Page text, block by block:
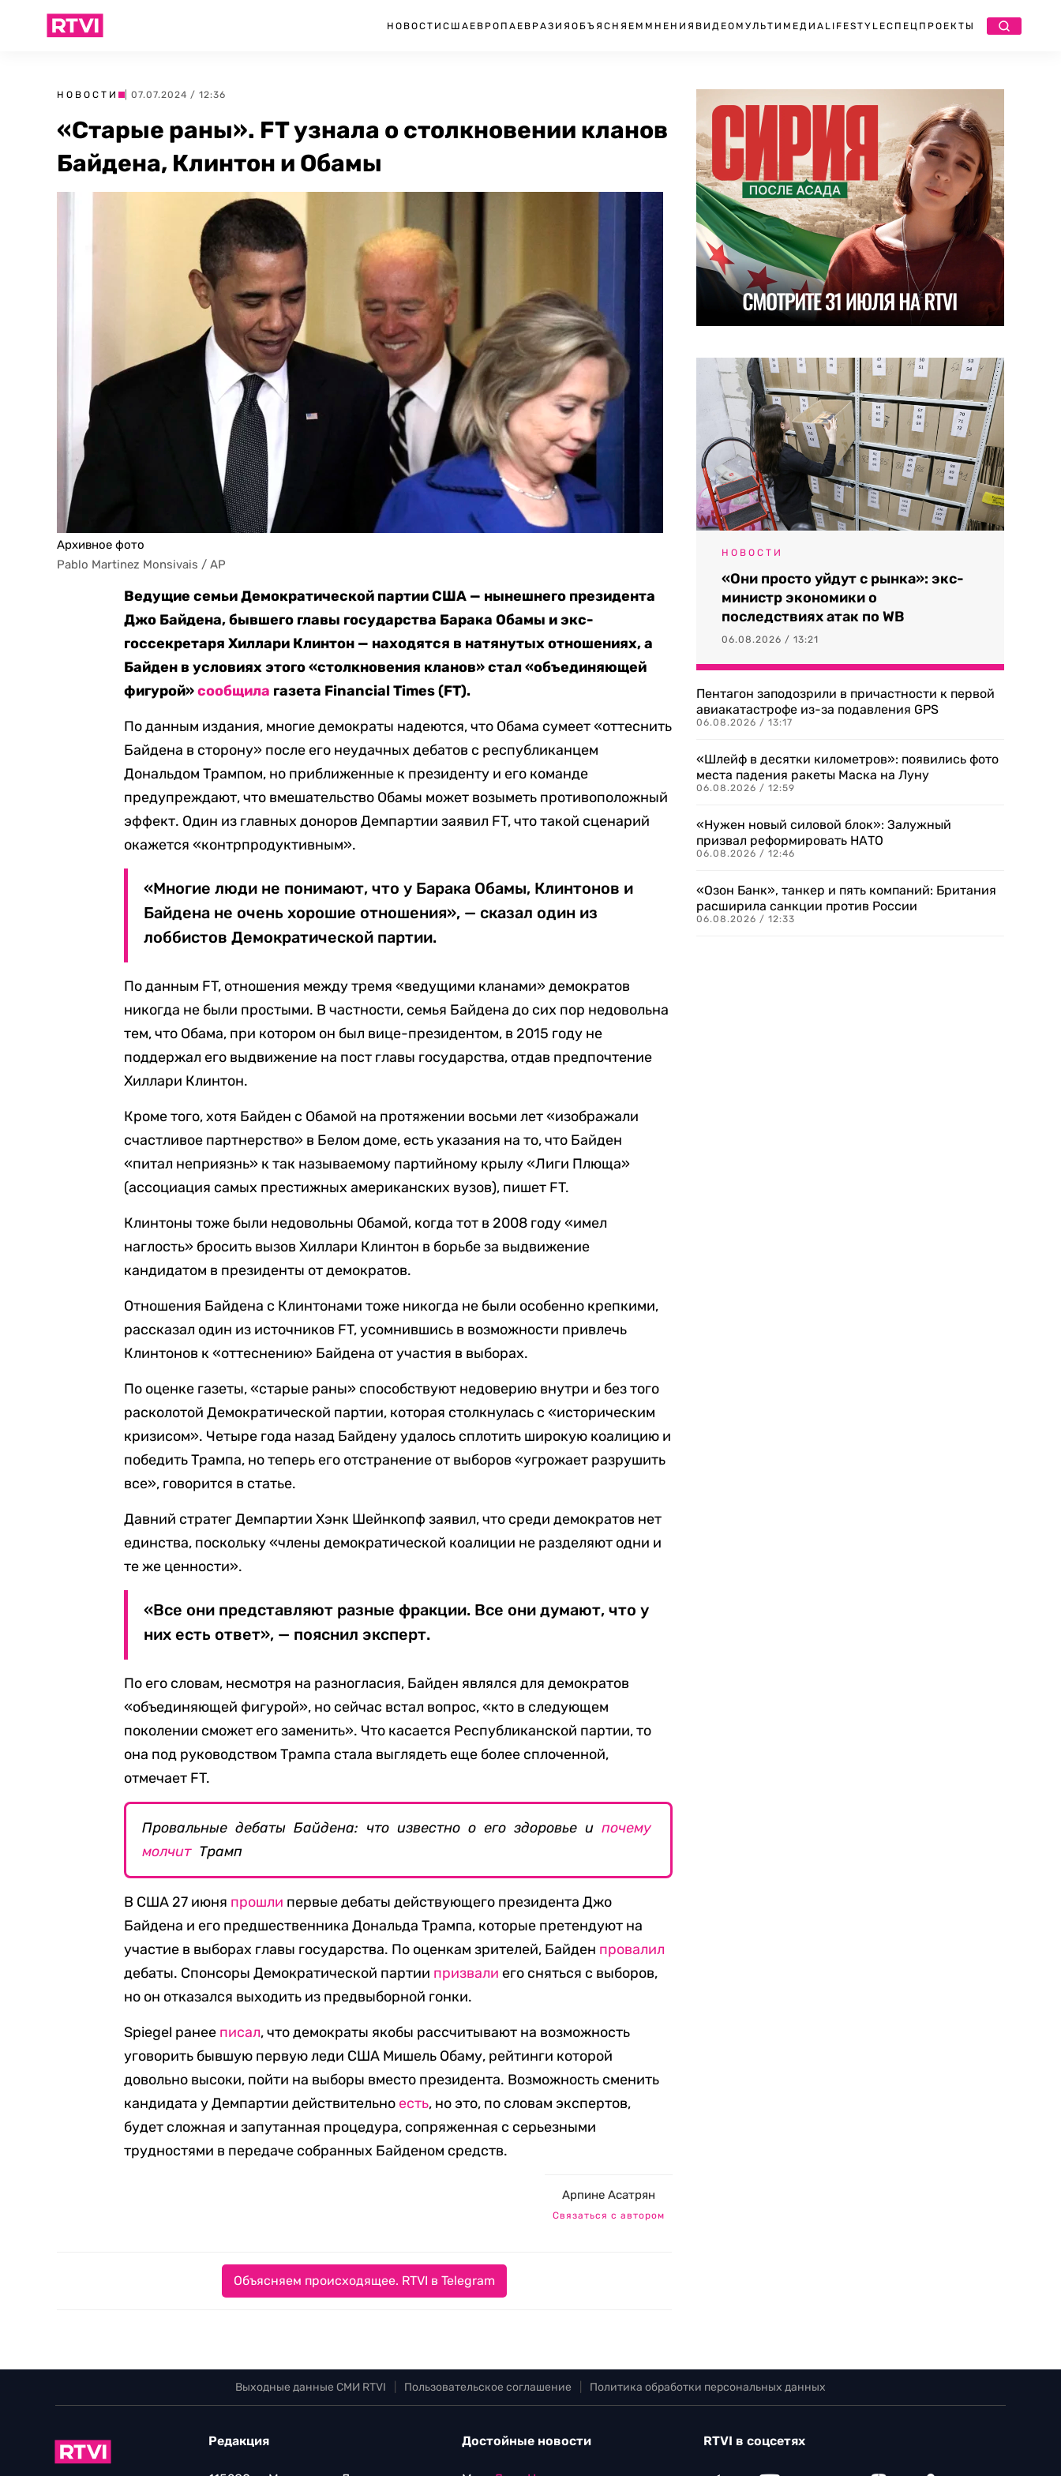
НОВОСТИ США ЕВРОПА ЕВРАЗИЯ ОБЪЯСНЯЕМ МНЕНИЯ ВИДЕО МУЛЬТИМЕДИА LIFESTYLEСПЕЦПРОЕКТЫ
НОВОСТИ | 07.07.2024 / 12:36
«Старые раны». FT узнала о столкновении кланов
Байдена, Клинтон и Обамы
Архивное фото
Pablo Martinez Monsivais / AP
Ведущие семьи Демократической партии США — нынешнего президента
Джо Байдена, бывшего главы государства Барака Обамы и экс-
госсекретаря Хиллари Клинтон — находятся в натянутых отношениях, а
Байден в условиях этого «столкновения кланов» стал «объединяющей
фигурой»сообщила газета Financial Times (FT).
По данным издания, многие демократы надеются, что Обама сумеет «оттеснить
Байдена в сторону» после его неудачных дебатов с республиканцем
Дональдом Трампом, но приближенные к президенту и его команде
предупреждают, что вмешательство Обамы может возыметь противоположный
эффект. Один из главных доноров Демпартии заявил FT, что такой сценарий
окажется «контрпродуктивным».
«Многие люди не понимают, что у Барака Обамы, Клинтонов и
Байдена не очень хорошие отношения», — сказал один из
лоббистов Демократической партии.
По данным FT, отношения между тремя «ведущими кланами» демократов
никогда не были простыми. В частности, семья Байдена до сих пор недовольна
тем, что Обама, при котором он был вице-президентом, в 2015 году не
поддержал его выдвижение на пост главы государства, отдав предпочтение
Хиллари Клинтон.
Кроме того, хотя Байден с Обамой на протяжении восьми лет «изображали
счастливое партнерство» в Белом доме, есть указания на то, что Байден
«питал неприязнь» к так называемому партийному крылу «Лиги Плюща»
(ассоциация самых престижных американских вузов), пишет FT.
Клинтоны тоже были недовольны Обамой, когда тот в 2008 году «имел
наглость» бросить вызов Хиллари Клинтон в борьбе за выдвижение
кандидатом в президенты от демократов.
Отношения Байдена с Клинтонами тоже никогда не были особенно крепкими,
рассказал один из источников FT, усомнившись в возможности привлечь
Клинтонов к «оттеснению» Байдена от участия в выборах.
По оценке газеты, «старые раны» способствуют недоверию внутри и без того
расколотой Демократической партии, которая столкнулась с «историческим
кризисом». Четыре года назад Байдену удалось сплотить широкую коалицию и
победить Трампа, но теперь его отстранение от выборов «угрожает разрушить
все», говорится в статье.
Давний стратег Демпартии Хэнк Шейнкопф заявил, что среди демократов нет
единства, поскольку «члены демократической коалиции не разделяют одни и
те же ценности».
«Все они представляют разные фракции. Все они думают, что у
них есть ответ», — пояснил эксперт.
По его словам, несмотря на разногласия, Байден являлся для демократов
«объединяющей фигурой», но сейчас встал вопрос, «кто в следующем
поколении сможет его заменить». Что касается Республиканской партии, то
она под руководством Трампа стала выглядеть еще более сплоченной,
отмечает FT.
Провальные дебаты Байдена: что известно о его здоровье ипочему
молчитТрамп
В США 27 июня прошли первые дебаты действующего президента Джо
Байдена и его предшественника Дональда Трампа, которые претендуют на
участие в выборах главы государства. По оценкам зрителей, Байден провалил
дебаты. Cпонсоры Демократической партии призвали его сняться с выборов,
но он отказался выходить из предвыборной гонки.
Spiegel ранее писал, что демократы якобы рассчитывают на возможность
уговорить бывшую первую леди США Мишель Обаму, рейтинги которой
довольно высоки, пойти на выборы вместо президента. Возможность сменить
кандидата у Демпартии действительно есть, но это, по словам экспертов,
будет сложная и запутанная процедура, сопряженная с серьезными
трудностями в передаче собранных Байденом средств.
Арпине Асатрян
Связаться с автором
Объясняем происходящее. RTVI в Telegram
НОВОСТИ
«Они просто уйдут с рынка»: экс-
министр экономики о
последствиях атак по WB
06.08.2026 / 13:21
Пентагон заподозрили в причастности к первой
авиакатастрофе из-за подавления GPS
06.08.2026 / 13:17
«Шлейф в десятки километров»: появились фото
места падения ракеты Маска на Луну
06.08.2026 / 12:59
«Нужен новый силовой блок»: Залужный
призвал реформировать НАТО
06.08.2026 / 12:46
«Озон Банк», танкер и пять компаний: Британия
расширила санкции против России
06.08.2026 / 12:33
Выходные данные СМИ RTVI Пользовательское соглашение Политика обработки персональных данных
Редакция Достойные новости RTVI в соцсетях